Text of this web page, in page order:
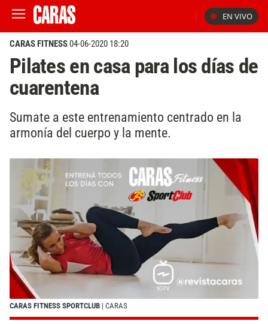
EN VIVO
CARAS FITNESS04-06-2020 18:20
Pilates en casa para los días de
cuarentena
Sumate a este entrenamiento centrado en la
armonía del cuerpo y la mente.
CARAS FITNESS SPORTCLUB | CARAS